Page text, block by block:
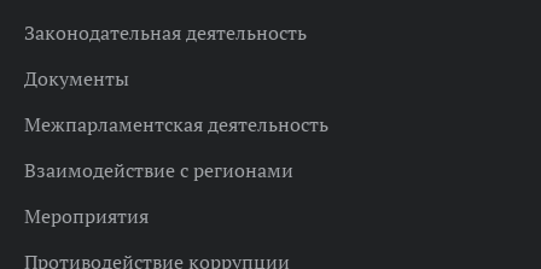
Законодательная деятельность
Документы
Межпарламентская деятельность
Взаимодействие с регионами
Мероприятия
Противодействие коррупции